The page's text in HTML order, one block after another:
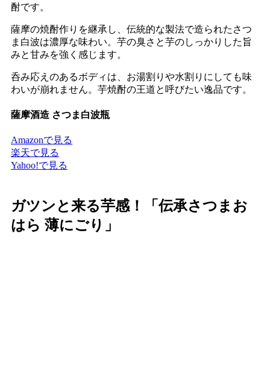
酎です。
薩摩の焼酎作りを継承し、伝統的な製法で造られたさつ
ま白波は濃厚な味わい。芋の臭さと芋のしっかりした旨
みと甘みを強く感じます。
呑み応えのあるボディは、お湯割りや水割りにしても味
わいが崩れません。芋焼酎の王道と呼びたい逸品です。
薩摩酒造 さつま白波瓶
Amazonで見る
楽天で見る
Yahoo!で見る
ガツンと来る芋感！「伝承さつまお
はら 薄にごり」